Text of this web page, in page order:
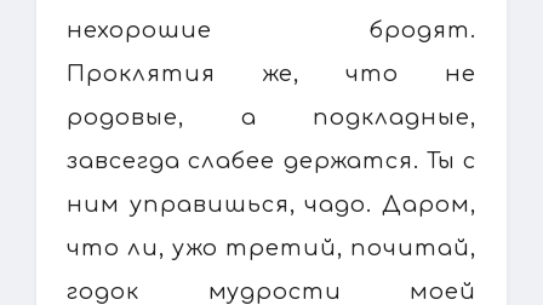
нехорошие бродят.
Проклятия же, что не
родовые, а подкладные,
завсегда слабее держатся. Ты с
ним управишься, чадо. Даром,
что ли, ужо третий, почитай,
годок мудрости моей